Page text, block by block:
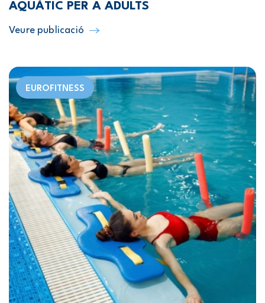
AQUÀTIC PER A ADULTS
Veure publicació
EUROFITNESS